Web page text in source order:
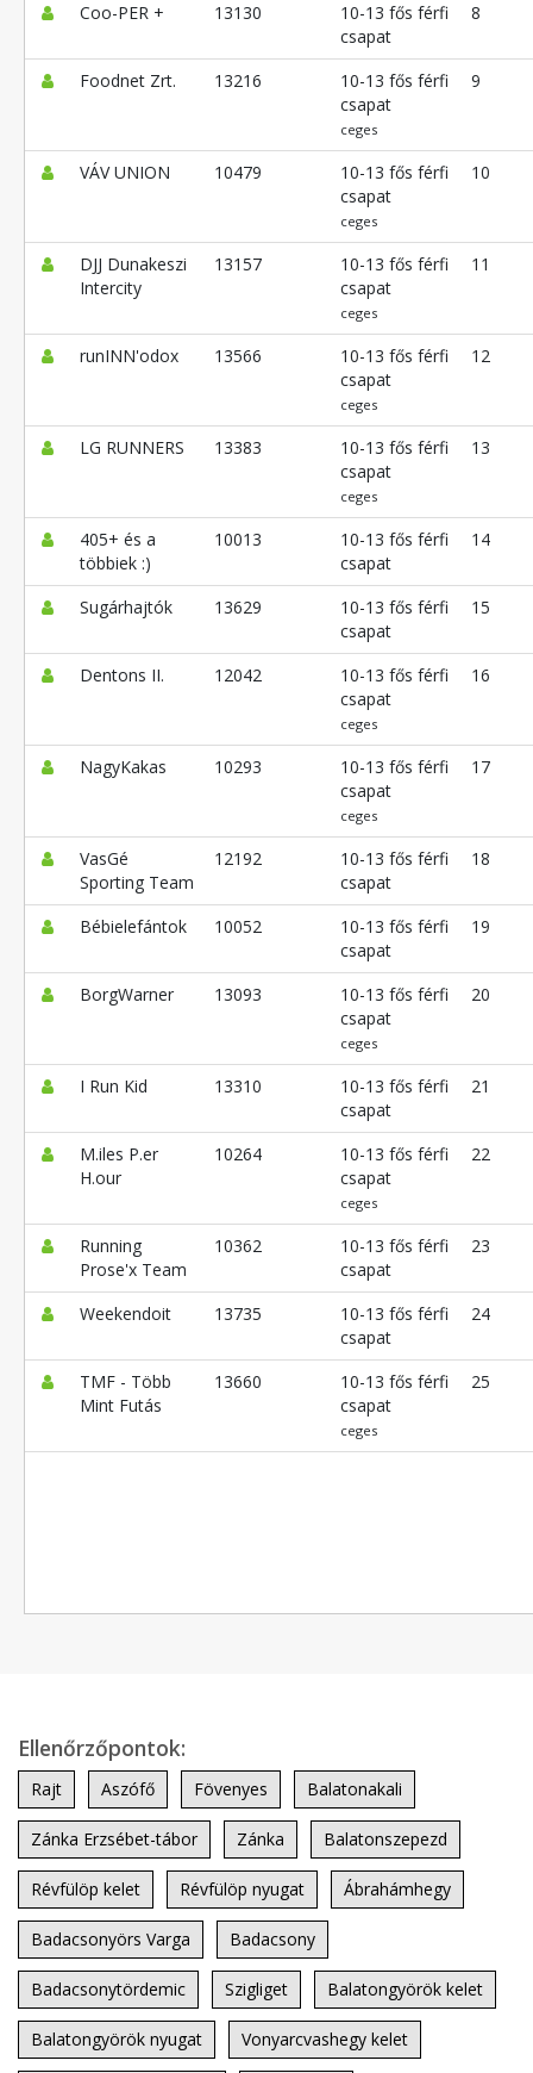
Coo-PER + 13130
10-13 fős férfi
csapat
8
Foodnet Zrt. 13216
10-13 fős férfi
csapat
ceges
9
VÁV UNION 10479
10-13 fős férfi
csapat
ceges
10
DJJ Dunakeszi
Intercity
13157
10-13 fős férfi
csapat
ceges
11
runINN'odox 13566
10-13 fős férfi
csapat
ceges
12
LG RUNNERS 13383
10-13 fős férfi
csapat
ceges
13
405+ és a
többiek :)
10013
10-13 fős férfi
csapat
14
Sugárhajtók 13629
10-13 fős férfi
csapat
15
Dentons II. 12042
10-13 fős férfi
csapat
ceges
16
NagyKakas 10293
10-13 fős férfi
csapat
ceges
17
VasGé
Sporting Team
12192
10-13 fős férfi
csapat
18
Bébielefántok 10052
10-13 fős férfi
csapat
19
BorgWarner 13093
10-13 fős férfi
csapat
ceges
20
I Run Kid 13310
10-13 fős férfi
csapat
21
M.iles P.er
H.our
10264
10-13 fős férfi
csapat
ceges
22
Running
Prose'x Team
10362
10-13 fős férfi
csapat
23
Weekendoit 13735
10-13 fős férfi
csapat
24
TMF - Több
Mint Futás
13660
10-13 fős férfi
csapat
ceges
25
Ellenőrzőpontok:
Rajt Aszófő Fövenyes Balatonakali
Zánka Erzsébet-tábor Zánka Balatonszepezd
Révfülöp kelet Révfülöp nyugat Ábrahámhegy
Badacsonyörs Varga Badacsony
Badacsonytördemic Szigliget Balatongyörök kelet
Balatongyörök nyugat Vonyarcvashegy kelet